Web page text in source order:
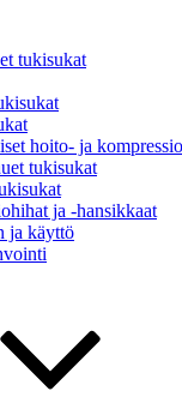
tukisukat
hoito- ja
tukisukat
ja -hansikkaat
ja käyttö